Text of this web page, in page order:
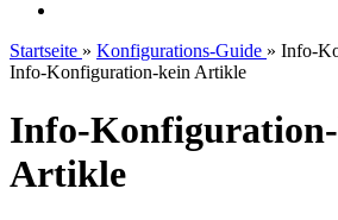
Startseite » Konfigurations-Guide » Info-
Info-Konfiguration-kein Artikle
Info-
Artikle